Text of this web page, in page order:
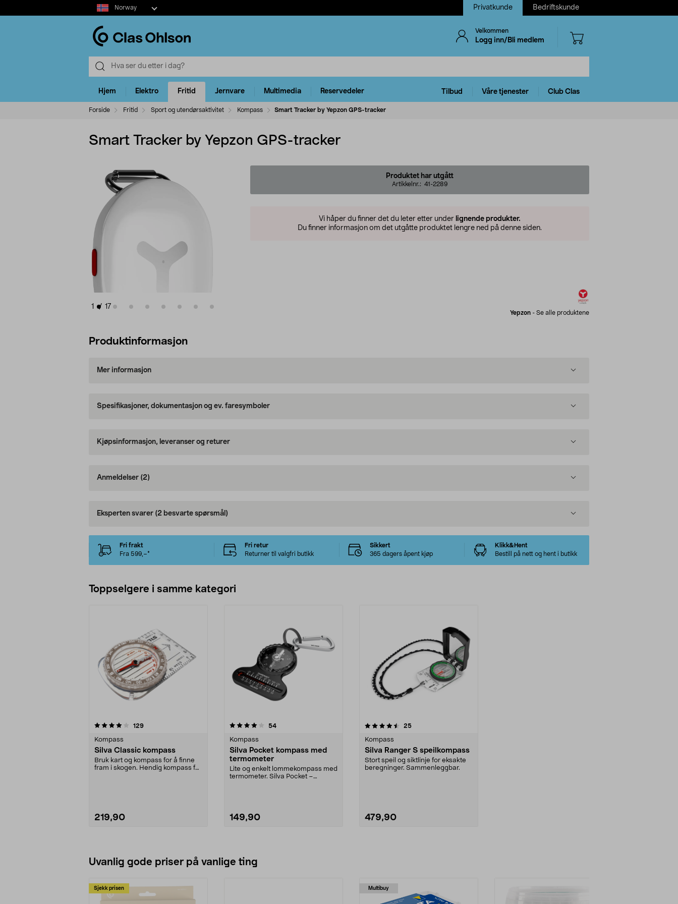
Select
market
Norway Privatkunde Bedriftskunde
Velkommen
Logg inn/Bli medlem
Hjem Elektro Fritid Jernvare Multimedia Reservedeler Tilbud Våre tjenester Club Clas
Forside Fritid Sport og utendørsaktivitet Kompass Smart Tracker by Yepzon GPS-tracker
Smart Tracker by Yepzon GPS-tracker
1 / 17
Produktet har utgått
Artikkelnr.: 41-2289
Vi håper du finner det du leter etter under lignende produkter.
Du finner informasjon om det utgåtte produktet lengre ned på denne siden.
Yepzon - Se alle produktene
Produktinformasjon
Mer informasjon
Spesifikasjoner, dokumentasjon og ev. faresymboler
Kjøpsinformasjon, leveranser og returer
Anmeldelser (2)
Eksperten svarer (2 besvarte spørsmål)
Fri frakt
Fra 599,–*
Fri retur
Returner til valgfri butikk
Sikkert
365 dagers åpent kjøp
Klikk&Hent
Bestill på nett og hent i butikk
Toppselgere i samme kategori
129anmeldelser
Kompass
Silva Classic kompass
Bruk kart og kompass for å finne
fram i skogen. Hendig kompass for
219,90
4.0 av 5 stjerner 54anmeldelser
Kompass
Silva Pocket kompass med
termometer
Lite og enkelt lommekompass med
termometer. Silva Pocket –
149,90
4.5 av 5 stjerner 25anmeldelser
Kompass
Silva Ranger S speilkompass
Stort speil og siktlinje for eksakte
beregninger. Sammenleggbar.
479,90
Uvanlig gode priser på vanlige ting
Sjekk prisen Multibuy